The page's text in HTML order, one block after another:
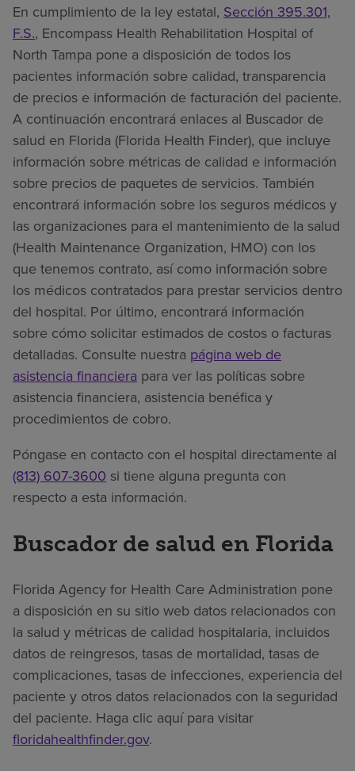
En cumplimiento de la ley estatal, Sección 395.301,
F.S., Encompass Health Rehabilitation Hospital of
North Tampa pone a disposición de todos los
pacientes información sobre calidad, transparencia
de precios e información de facturación del paciente.
A continuación encontrará enlaces al Buscador de
salud en Florida (Florida Health Finder), que incluye
información sobre métricas de calidad e información
sobre precios de paquetes de servicios. También
encontrará información sobre los seguros médicos y
las organizaciones para el mantenimiento de la salud
(Health Maintenance Organization, HMO) con los
que tenemos contrato, así como información sobre
los médicos contratados para prestar servicios dentro
del hospital. Por último, encontrará información
sobre cómo solicitar estimados de costos o facturas
detalladas. Consulte nuestra página web de
asistencia financiera para ver las políticas sobre
asistencia financiera, asistencia benéfica y
procedimientos de cobro.
Póngase en contacto con el hospital directamente al
(813) 607-3600 si tiene alguna pregunta con
respecto a esta información.
Buscador de salud en Florida
Florida Agency for Health Care Administration pone
a disposición en su sitio web datos relacionados con
la salud y métricas de calidad hospitalaria, incluidos
datos de reingresos, tasas de mortalidad, tasas de
complicaciones, tasas de infecciones, experiencia del
paciente y otros datos relacionados con la seguridad
del paciente. Haga clic aquí para visitar
floridahealthfinder.gov.